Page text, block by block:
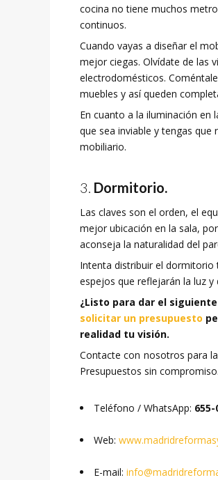
cocina no tiene muchos
continuos.
Cuando vayas a diseñar el
mejor ciegas. Olvídate de las
electrodomésticos.
muebles y así queden
En cuanto a la iluminación en
que sea inviable y tengas
mobiliario.
Dormitorio.
Las claves son el orden, el
mejor ubicación en la sala,
aconseja la naturalidad del
Intenta distribuir el dormitorio
espejos que reflejarán la luz
¿Listo para dar el
solicitar un presupuesto
realidad tu visión.
Contacte con nosotros para
Presupuestos sin compromiso.
Teléfono / WhatsApp: 655-
Web:
E-mail: